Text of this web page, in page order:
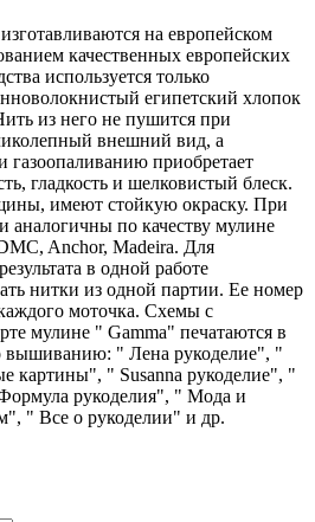
на европейском
качественных европейских
используется только
египетский хлопок
из него не пушится при
внешний вид, а
газоопаливанию приобретает
гладкость и шелковистый блеск.
имеют стойкую окраску. При
аналогичны по качеству мулине
Anchor, Madeira. Для
в одной работе
нитки из одной партии. Ее номер
моточка. Схемы с
мулине " Gamma" печатаются в
вышиванию: " Лена рукоделие", "
картины", " Susanna рукоделие", "
рукоделия", " Мода и
" Все о рукоделии" и др.